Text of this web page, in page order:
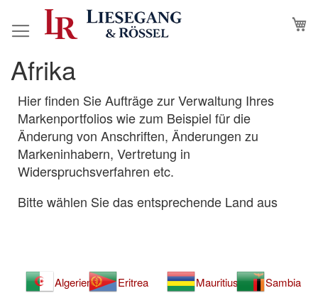
zum
Afrika
Hier finden Sie Aufträge zur Verwaltung Ihres
Markenportfolios wie zum Beispiel für die
Änderung von Anschriften, Änderungen zu
Markeninhabern, Vertretung in
Widerspruchsverfahren etc.
Bitte wählen Sie das entsprechende Land aus
Algerien Eritrea Mauritius
Sambia